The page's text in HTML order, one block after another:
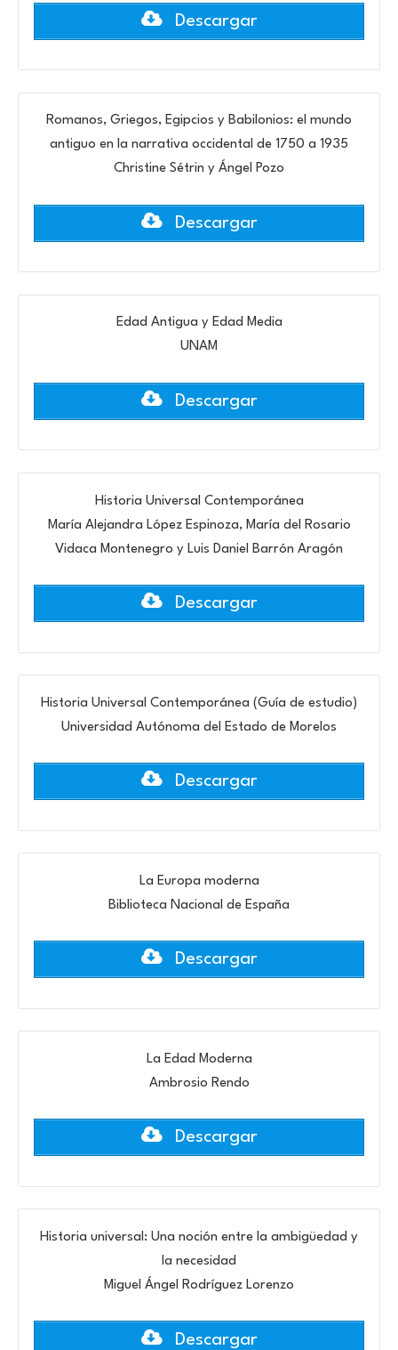
Descargar
Romanos, Griegos, Egipcios y Babilonios: el mundo
antiguo en la narrativa occidental de 1750 a 1935
Christine Sétrin y Ángel Pozo
Descargar
Edad Antigua y Edad Media
UNAM
Descargar
Historia Universal Contemporánea
María Alejandra López Espinoza, María del Rosario
Vidaca Montenegro y Luis Daniel Barrón Aragón
Descargar
Historia Universal Contemporánea (Guía de estudio)
Universidad Autónoma del Estado de Morelos
Descargar
La Europa moderna
Biblioteca Nacional de España
Descargar
La Edad Moderna
Ambrosio Rendo
Descargar
Historia universal: Una noción entre la ambigüedad y
la necesidad
Miguel Ángel Rodríguez Lorenzo
Descargar